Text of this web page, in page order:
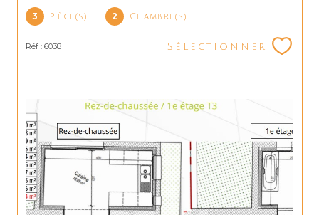
3 Pièce(s) 2 Chambre(s)
Réf : 6038 Sélectionner